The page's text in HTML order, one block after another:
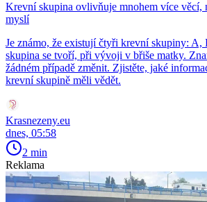
Krevní skupina ovlivňuje mnohem více věcí,
myslí
Je známo, že existují čtyři krevní skupiny: A,
skupina se tvoří, při vývoji v břiše matky.
žádném případě změnit. Zjistěte, jaké
krevní skupině měli vědět.
Krasnezeny.eu
dnes, 05:58
2 min
Reklama